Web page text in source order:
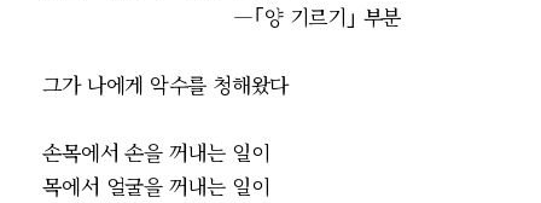
―｢양 기르기｣ 부분
그가 나에게 악수를 청해왔다
손목에서 손을 꺼내는 일이
목에서 얼굴을 꺼내는 일이